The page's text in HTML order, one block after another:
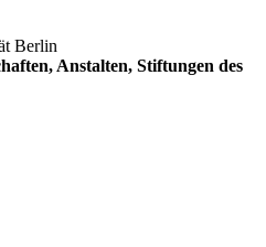
Berlin
Anstalten, Stiftungen des